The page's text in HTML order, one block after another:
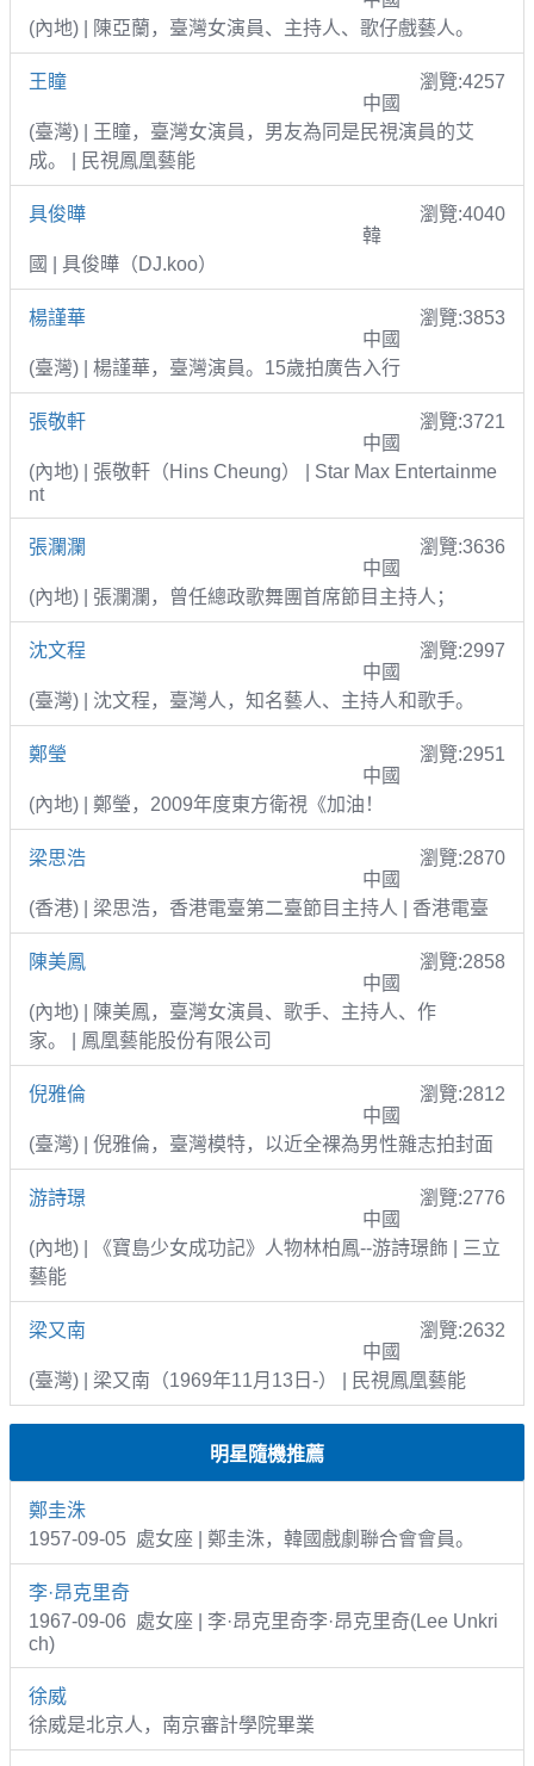
(內地) | 陳亞蘭，臺灣女演員、主持人、歌仔戲藝人。
王瞳
瀏覽:4257
中國
(臺灣) | 王瞳，臺灣女演員，男友為同是民視演員的艾
成。 | 民視鳳凰藝能
具俊曄
瀏覽:4040
韓
國 | 具俊曄（DJ.koo）
楊謹華
瀏覽:3853
中國
(臺灣) | 楊謹華，臺灣演員。15歲拍廣告入行
張敬軒
瀏覽:3721
中國
(內地) | 張敬軒（Hins Cheung） | Star Max Entertainme
nt
張瀾瀾
瀏覽:3636
中國
(內地) | 張瀾瀾，曾任總政歌舞團首席節目主持人；
沈文程
瀏覽:2997
中國
(臺灣) | 沈文程，臺灣人，知名藝人、主持人和歌手。
鄭瑩
瀏覽:2951
中國
(內地) | 鄭瑩，2009年度東方衛視《加油！
梁思浩
瀏覽:2870
中國
(香港) | 梁思浩，香港電臺第二臺節目主持人 | 香港電臺
陳美鳳
瀏覽:2858
中國
(內地) | 陳美鳳，臺灣女演員、歌手、主持人、作
家。 | 鳳凰藝能股份有限公司
倪雅倫
瀏覽:2812
中國
(臺灣) | 倪雅倫，臺灣模特，以近全裸為男性雜志拍封面
游詩璟
瀏覽:2776
中國
(內地) | 《寶島少女成功記》人物林柏鳳--游詩璟飾 | 三立
藝能
梁又南
瀏覽:2632
中國
(臺灣) | 梁又南（1969年11月13日-） | 民視鳳凰藝能
明星隨機推薦
鄭圭洙
1957-09-05 處女座 | 鄭圭洙，韓國戲劇聯合會會員。
李·昂克里奇
1967-09-06 處女座 | 李·昂克里奇李·昂克里奇(Lee Unkri
ch)
徐威
徐威是北京人，南京審計學院畢業